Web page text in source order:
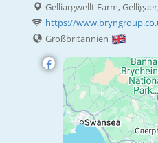
Gelliargwellt Farm,
https://
Großbritannien